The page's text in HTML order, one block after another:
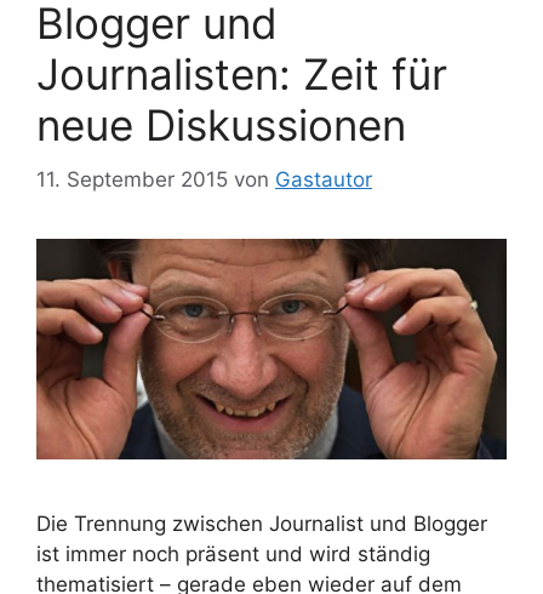
Blogger und
Journalisten: Zeit für
neue Diskussionen
11. September 2015 von Gastautor
Die Trennung zwischen Journalist und Blogger
ist immer noch präsent und wird ständig
thematisiert – gerade eben wieder auf dem